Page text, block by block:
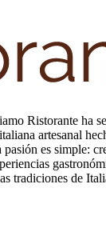
Ristorante ha
artesanal
pasión es simple:
tradiciones de